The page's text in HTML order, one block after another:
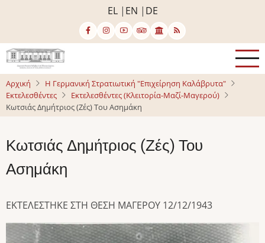
κυρίως
περιεχόμενο
EL EN DE
Αρχική
Η Γερμανική Στρατιωτική "Επιχείρηση Καλάβρυτα"
Εκτελεσθέντες
Εκτελεσθέντες (Κλειτορία-Μαζί-Μαγερού)
Κωτσιάς Δημήτριος (Ζές) Του Ασημάκη
Κωτσιάς Δημήτριος (Ζές) Του
Ασημάκη
ΕΚΤΕΛΕΣΤΗΚΕ ΣΤΗ ΘΕΣΗ ΜΑΓΕΡΟΥ 12/12/1943
Image